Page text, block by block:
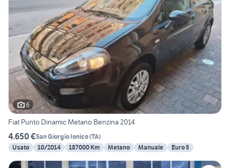
6
Fiat Punto Dinamic Metano Benzina 2014
4.650 €San Giorgio Ionico(TA)
Usato
10/2014 187000 Km Metano Manuale Euro 5